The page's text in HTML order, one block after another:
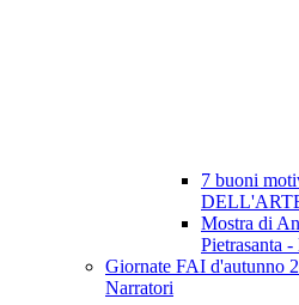
7 buoni
Mostra di
Pietrasanta
Giornate FAI d'autunno
Narratori